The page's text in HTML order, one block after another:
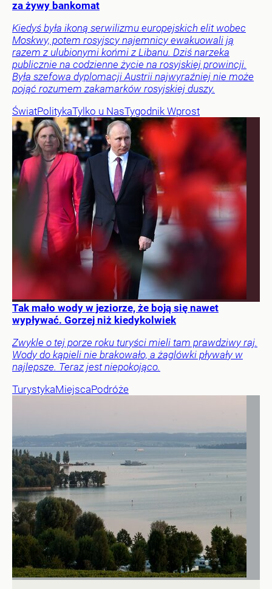
za żywy bankomat
Kiedyś była ikoną serwilizmu europejskich elit wobec
Moskwy, potem rosyjscy najemnicy ewakuowali ją
razem z ulubionymi końmi z Libanu. Dziś narzeka
publicznie na codzienne życie na rosyjskiej prowincji.
Była szefowa dyplomacji Austrii najwyraźniej nie może
pojąć rozumem zakamarków rosyjskiej duszy.
ŚwiatPolitykaTylko u NasTygodnik Wprost
Tak mało wody w jeziorze, że boją się nawet
wypływać. Gorzej niż kiedykolwiek
Zwykle o tej porze roku turyści mieli tam prawdziwy raj.
Wody do kąpieli nie brakowało, a żaglówki pływały w
najlepsze. Teraz jest niepokojąco.
TurystykaMiejscaPodróże